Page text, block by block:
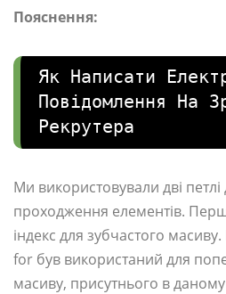
Пояснення:
Як Написати
Повідомлення На
Рекрутера
Ми використовували дві
проходження елементів.
індекс для зубчастого
for був використаний для
масиву, присутнього в даному